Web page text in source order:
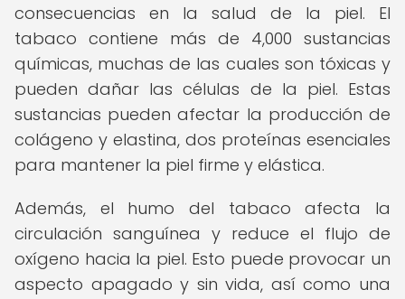
consecuencias en la salud de la piel. El
tabaco contiene más de 4,000 sustancias
químicas, muchas de las cuales son tóxicas y
pueden dañar las células de la piel. Estas
sustancias pueden afectar la producción de
colágeno y elastina, dos proteínas esenciales
para mantener la piel firme y elástica.
Además, el humo del tabaco afecta la
circulación sanguínea y reduce el flujo de
oxígeno hacia la piel. Esto puede provocar un
aspecto apagado y sin vida, así como una